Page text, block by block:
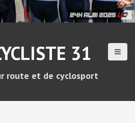
31
route et de cyclosport